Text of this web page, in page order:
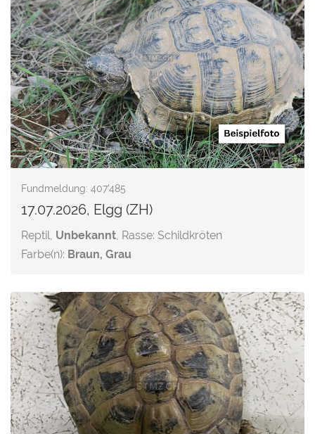
Fundmeldung: 407'485
17.07.2026, Elgg (ZH)
Reptil, Unbekannt, Rasse: Schildkröten
Farbe(n): Braun, Grau